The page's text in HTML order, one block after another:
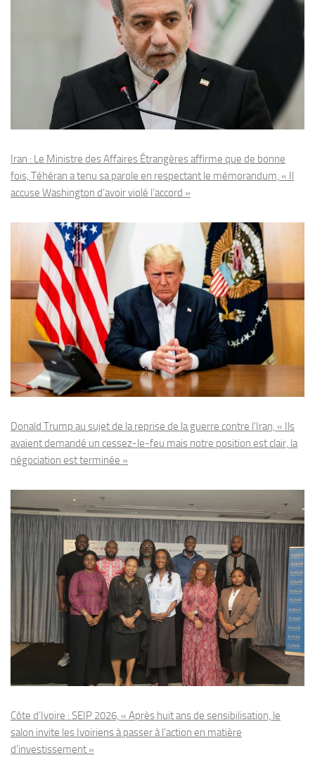
Iran : Le Ministre des Affaires Étrangères affirme que de bonne
fois, Téhéran a tenu sa parole en respectant le mémorandum, « Il
accuse Washington d’avoir violé l’accord »
Donald Trump au sujet de la reprise de la guerre contre l’Iran, « Ils
avaient demandé un cessez-le-feu mais notre position est clair, la
négociation est terminée »
Côte d’Ivoire : SEIP 2026, « Après huit ans de sensibilisation, le
salon invite les Ivoiriens à passer à l’action en matière
d’investissement »